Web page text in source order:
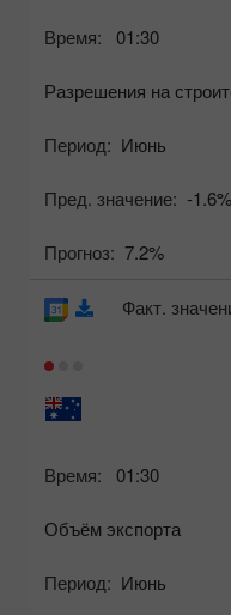
Время: 01:30
Разрешения на
Период: Июнь
Пред. значение: -1.6%
Прогноз: 7.2%
Время: 01:30
Объём экспорта
Период: Июнь
Факт.